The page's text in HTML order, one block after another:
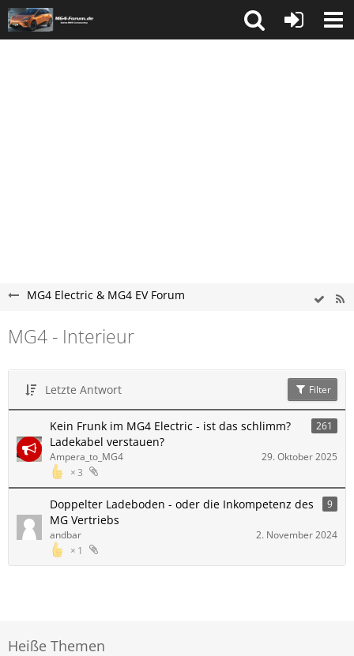
MG4 Electric & MG4 EV Forum
MG4 - Interieur
Letzte Antwort Filter
Kein Frunk im MG4 Electric - ist das schlimm?
Ladekabel verstauen?
261
3
Ampera_to_MG4 29. Oktober 2025
Doppelter Ladeboden - oder die Inkompetenz des
MG Vertriebs
9
1
andbar 2. November 2024
Heiße Themen